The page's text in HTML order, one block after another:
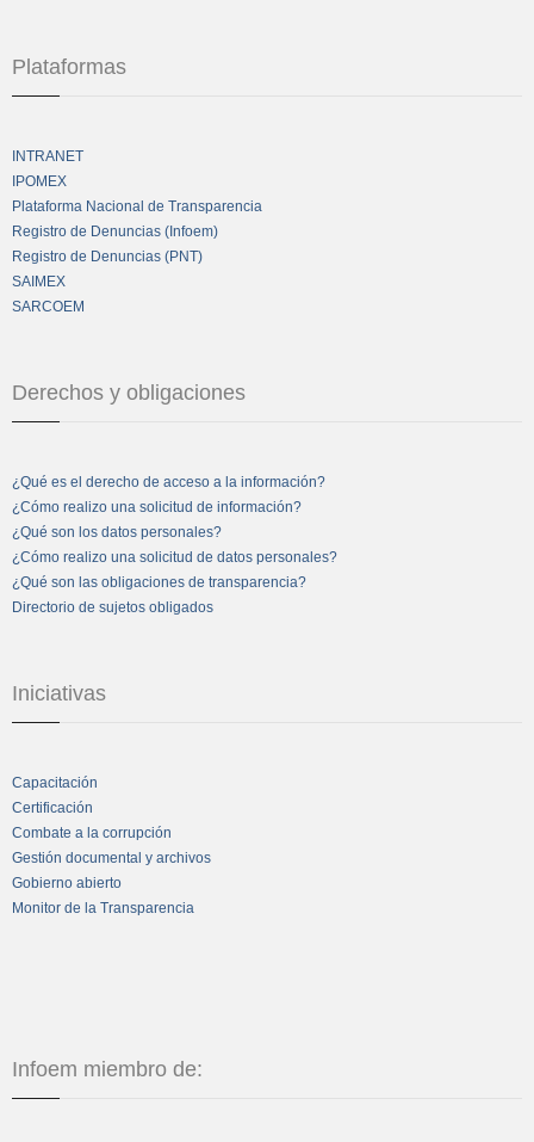
Plataformas
INTRANET
IPOMEX
Plataforma Nacional de Transparencia
Registro de Denuncias (Infoem)
Registro de Denuncias (PNT)
SAIMEX
SARCOEM
Derechos y obligaciones
¿Qué es el derecho de acceso a la información?
¿Cómo realizo una solicitud de información?
¿Qué son los datos personales?
¿Cómo realizo una solicitud de datos personales?
¿Qué son las obligaciones de transparencia?
Directorio de sujetos obligados
Iniciativas
Capacitación
Certificación
Combate a la corrupción
Gestión documental y archivos
Gobierno abierto
Monitor de la Transparencia
Infoem miembro de: